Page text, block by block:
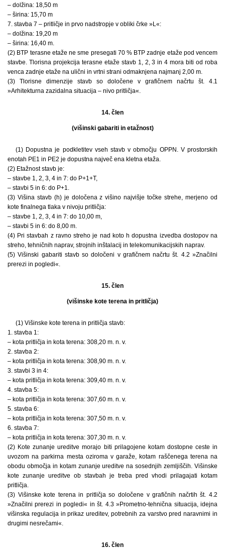
– dolžina: 18,50 m
– širina: 15,70 m
7. stavba 7 – pritličje in prvo nadstropje v obliki črke »L«:
– dolžina: 19,20 m
– širina: 16,40 m.
(2) BTP terasne etaže ne sme presegati 70 % BTP zadnje etaže pod vencem
stavbe. Tlorisna projekcija terasne etaže stavb 1, 2, 3 in 4 mora biti od roba
venca zadnje etaže na ulični in vrtni strani odmaknjena najmanj 2,00 m.
(3) Tlorisne dimenzije stavb so določene v grafičnem načrtu št. 4.1
»Arhitekturna zazidalna situacija – nivo pritličja«.
14. člen
(višinski gabariti in etažnost)
(1) Dopustna je podkletitev vseh stavb v območju OPPN. V prostorskih
enotah PE1 in PE2 je dopustna največ ena kletna etaža.
(2) Etažnost stavb je:
– stavbe 1, 2, 3, 4 in 7: do P+1+T,
– stavbi 5 in 6: do P+1.
(3) Višina stavb (h) je določena z višino najvišje točke strehe, merjeno od
kote finalnega tlaka v nivoju pritličja:
– stavbe 1, 2, 3, 4 in 7: do 10,00 m,
– stavbi 5 in 6: do 8,00 m.
(4) Pri stavbah z ravno streho je nad koto h dopustna izvedba dostopov na
streho, tehničnih naprav, strojnih inštalacij in telekomunikacijskih naprav.
(5) Višinski gabariti stavb so določeni v grafičnem načrtu št. 4.2 »Značilni
prerezi in pogledi«.
15. člen
(višinske kote terena in pritličja)
(1) Višinske kote terena in pritličja stavb:
1. stavba 1:
– kota pritličja in kota terena: 308,20 m. n. v.
2. stavba 2:
– kota pritličja in kota terena: 308,90 m. n. v.
3. stavbi 3 in 4:
– kota pritličja in kota terena: 309,40 m. n. v.
4. stavba 5:
– kota pritličja in kota terena: 307,60 m. n. v.
5. stavba 6:
– kota pritličja in kota terena: 307,50 m. n. v.
6. stavba 7:
– kota pritličja in kota terena: 307,30 m. n. v.
(2) Kote zunanje ureditve morajo biti prilagojene kotam dostopne ceste in
uvozom na parkirna mesta oziroma v garaže, kotam raščenega terena na
obodu območja in kotam zunanje ureditve na sosednjih zemljiščih. Višinske
kote zunanje ureditve ob stavbah je treba pred vhodi prilagajati kotam
pritličja.
(3) Višinske kote terena in pritličja so določene v grafičnih načrtih št. 4.2
»Značilni prerezi in pogledi« in št. 4.3 »Prometno-tehnična situacija, idejna
višinska regulacija in prikaz ureditev, potrebnih za varstvo pred naravnimi in
drugimi nesrečami«.
16. člen